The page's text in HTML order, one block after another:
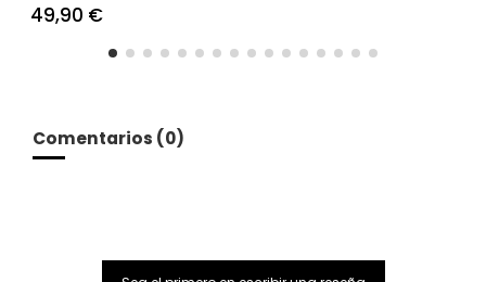
49,90 €
Comentarios (0)